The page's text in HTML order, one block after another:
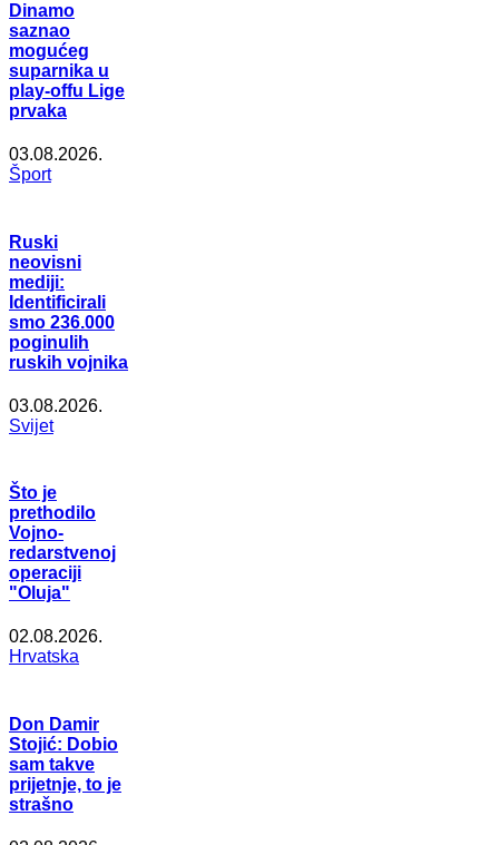
Dinamo
saznao
mogućeg
suparnika u
play-offu Lige
prvaka
03.08.2026.
Šport
Ruski
neovisni
mediji:
Identificirali
smo 236.000
poginulih
ruskih vojnika
03.08.2026.
Svijet
Što je
prethodilo
Vojno-
redarstvenoj
operaciji
"Oluja"
02.08.2026.
Hrvatska
Don Damir
Stojić: Dobio
sam takve
prijetnje, to je
strašno